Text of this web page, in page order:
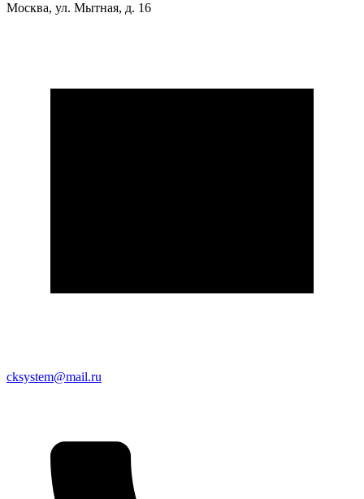
Москва, ул. Мытная, д. 16
cksystem@mail.ru